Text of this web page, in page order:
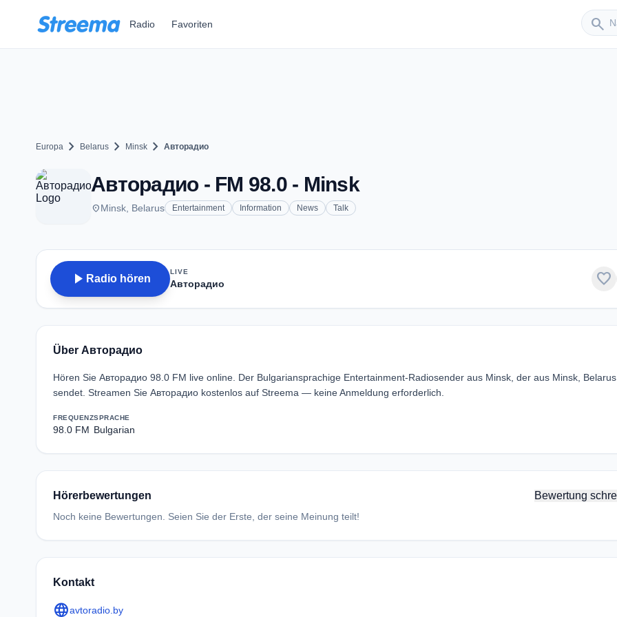
Radio Favoriten search
Europa chevron_right Belarus chevron_right Minsk chevron_right Авторадио
Авторадио - FM 98.0 - Minsk
placeMinsk, Belarus Entertainment Information News Talk
play_arrow Radio hören
LIVE
Авторадио favorite
Über Авторадио
Hören Sie Авторадио 98.0 FM live online. Der Bulgariansprachige Entertainment-Radiosender aus Minsk, der aus Minsk, Belarus
sendet. Streamen Sie Авторадио kostenlos auf Streema — keine Anmeldung erforderlich.
FREQUENZ
98.0 FM
SPRACHE
Bulgarian
Hörerbewertungen Bewertung
Noch keine Bewertungen. Seien Sie der Erste, der seine Meinung teilt!
Kontakt
languageavtoradio.by